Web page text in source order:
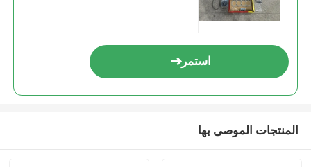
استمر
المنتجات الموصى بها